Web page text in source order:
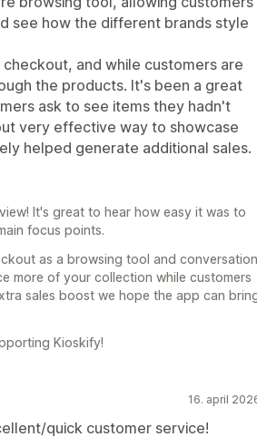
see how the different brands style
and while customers are
the products. It's been a great
ask to see items they hadn't
very effective way to showcase
helped generate additional sales.
It's great to hear how easy it was to
focus points.
as a browsing tool and conversation
more of your collection while customers
sales boost we hope the app can
Kioskify!
16. april
quick customer service!